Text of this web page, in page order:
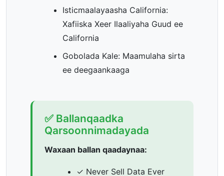
Isticmaalayaasha California:
Xafiiska Xeer Ilaaliyaha Guud ee
California
Gobolada Kale: Maamulaha sirta
ee deegaankaaga
✅ Ballanqaadka
Qarsoonnimadayada
Waxaan ballan qaadaynaa:
✓ Never Sell Data Ever